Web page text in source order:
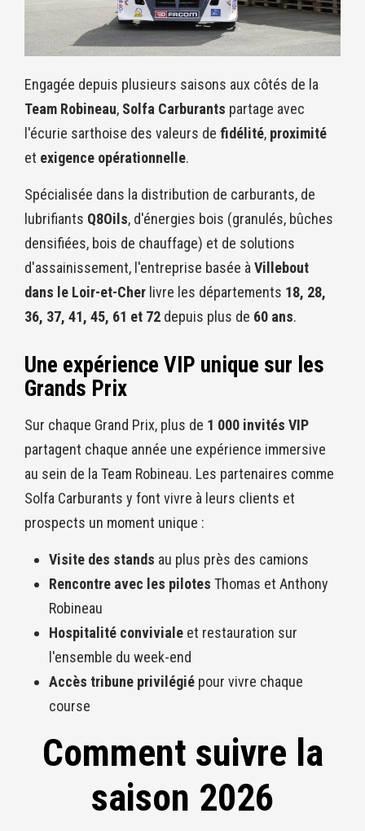
Engagée depuis plusieurs saisons aux côtés de la
Team Robineau, Solfa Carburants partage avec
l'écurie sarthoise des valeurs de fidélité, proximité
et exigence opérationnelle.
Spécialisée dans la distribution de carburants, de
lubrifiants Q8Oils, d'énergies bois (granulés, bûches
densifiées, bois de chauffage) et de solutions
d'assainissement, l'entreprise basée àVillebout
dans le Loir-et-Cher livre les départements 18, 28,
36, 37, 41, 45, 61 et 72 depuis plus de 60 ans.
Une expérience VIP unique sur les
Grands Prix
Sur chaque Grand Prix, plus de 1 000 invités VIP
partagent chaque année une expérience immersive
au sein de la Team Robineau. Les partenaires comme
Solfa Carburants y font vivre à leurs clients et
prospects un moment unique :
Visite des stands au plus près des camions
Rencontre avec les pilotes Thomas et Anthony
Robineau
Hospitalité conviviale et restauration sur
l'ensemble du week-end
Accès tribune privilégié pour vivre chaque
course
Comment suivre la
saison 2026